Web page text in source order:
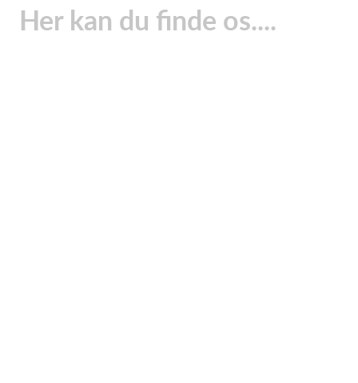
Her kan du finde os....